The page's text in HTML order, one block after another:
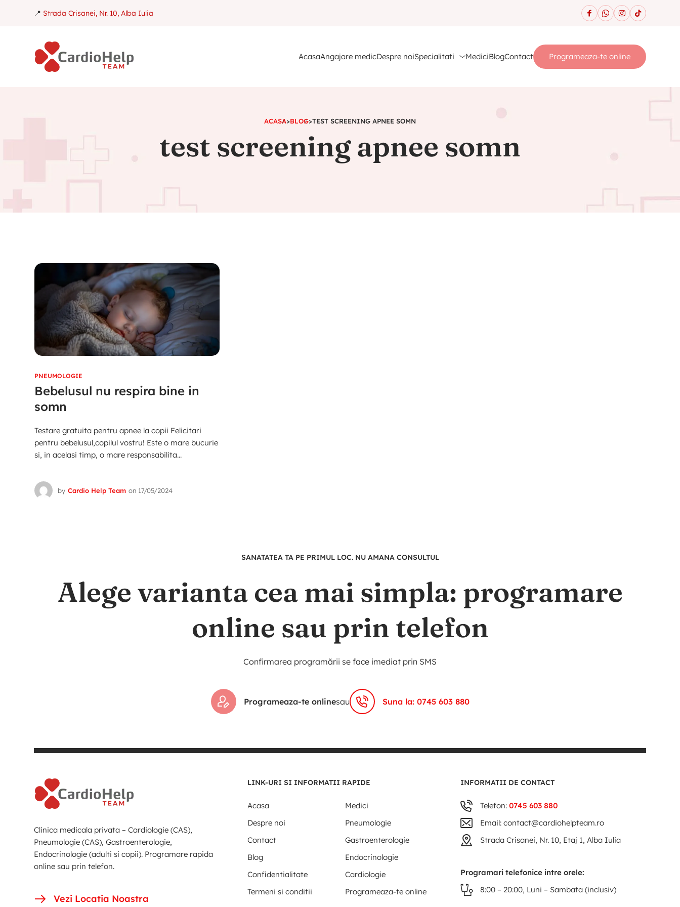
📍 Strada Crisanei, Nr. 10, Alba Iulia
AcasaAngajare medicDespre noiSpecialitati MediciBlogContact Programeaza-te online
ACASA>BLOG>TEST SCREENING APNEE SOMN
test screening apnee somn
PNEUMOLOGIE
Bebelusul nu respira bine in
somn
Testare gratuita pentru apnee la copii Felicitari
pentru bebelusul,copilul vostru! Este o mare bucurie
si, in acelasi timp, o mare responsabilita...
by Cardio Help Team on 17/05/2024
SANATATEA TA PE PRIMUL LOC. NU AMANA CONSULTUL
Alege varianta cea mai simpla: programare
online sau prin telefon
Confirmarea programării se face imediat prin SMS
Programeaza-te onlinesau Suna la: 0745 603 880
Clinica medicala privata – Cardiologie (CAS),
Pneumologie (CAS), Gastroenterologie,
Endocrinologie (adulti si copii). Programare rapida
online sau prin telefon.
Vezi Locatia Noastra
LINK-URI SI INFORMATII RAPIDE
Acasa
Medici
Despre noi
Pneumologie
Contact
Gastroenterologie
Blog
Endocrinologie
Confidentialitate
Cardiologie
Termeni si conditii
Programeaza-te online
INFORMATII DE CONTACT
Telefon:0745 603 880
Email: contact@cardiohelpteam.ro
Strada Crisanei, Nr. 10, Etaj 1, Alba Iulia
Programari telefonice intre orele:
8:00 – 20:00, Luni – Sambata (inclusiv)